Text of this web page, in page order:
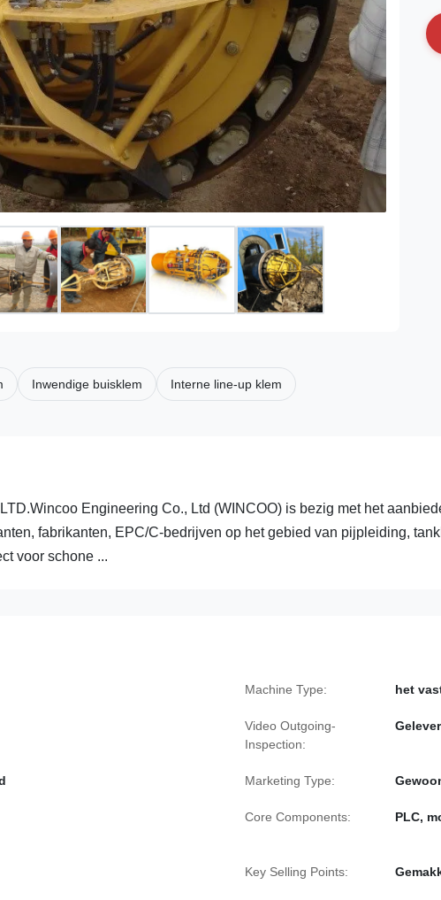
Inwendige buisklem Interne line-up klem
Engineering Co., Ltd (WINCOO) is bezig met het
fabrikanten, EPC/C-bedrijven op het gebied van pijpleiding,
voor schone ...
Machine Type: het
Video Outgoing-
Inspection:
Marketing Type:
Core Components: PLC,
Key Selling Points: